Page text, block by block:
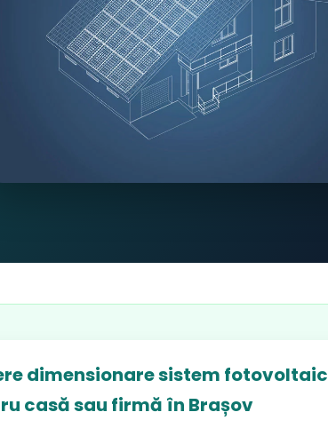
dimensionare sistem fotovoltaic
casă sau firmă în Brașov